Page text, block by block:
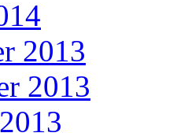
2013
2013